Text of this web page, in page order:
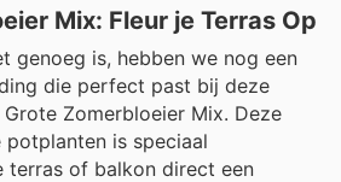
Mix: Fleur je Terras Op
genoeg is, hebben we nog een
die perfect past bij deze
Zomerbloeier Mix. Deze
is speciaal
terras of balkon direct een